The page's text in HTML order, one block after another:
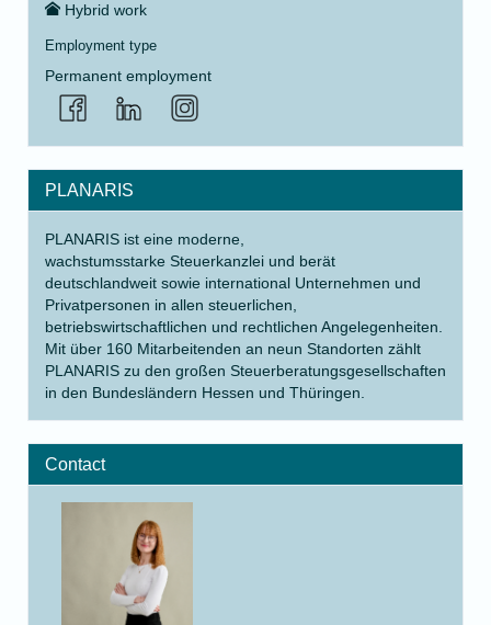
Hybrid work
Employment type
Permanent employment
PLANARIS
PLANARIS ist eine moderne,
wachstumsstarke Steuerkanzlei und berät
deutschlandweit sowie international Unternehmen und
Privatpersonen in allen steuerlichen,
betriebswirtschaftlichen und rechtlichen Angelegenheiten.
Mit über 160 Mitarbeitenden an neun Standorten zählt
PLANARIS zu den großen Steuerberatungsgesellschaften
in den Bundesländern Hessen und Thüringen.
Contact